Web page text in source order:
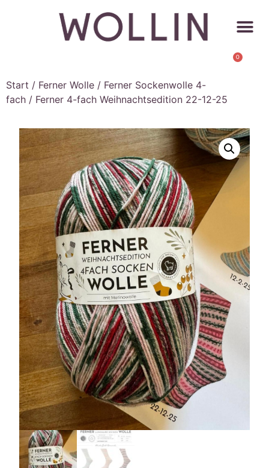
0
Start / Ferner Wolle / Ferner Sockenwolle 4-
fach / Ferner 4-fach Weihnachtsedition 22-12-25